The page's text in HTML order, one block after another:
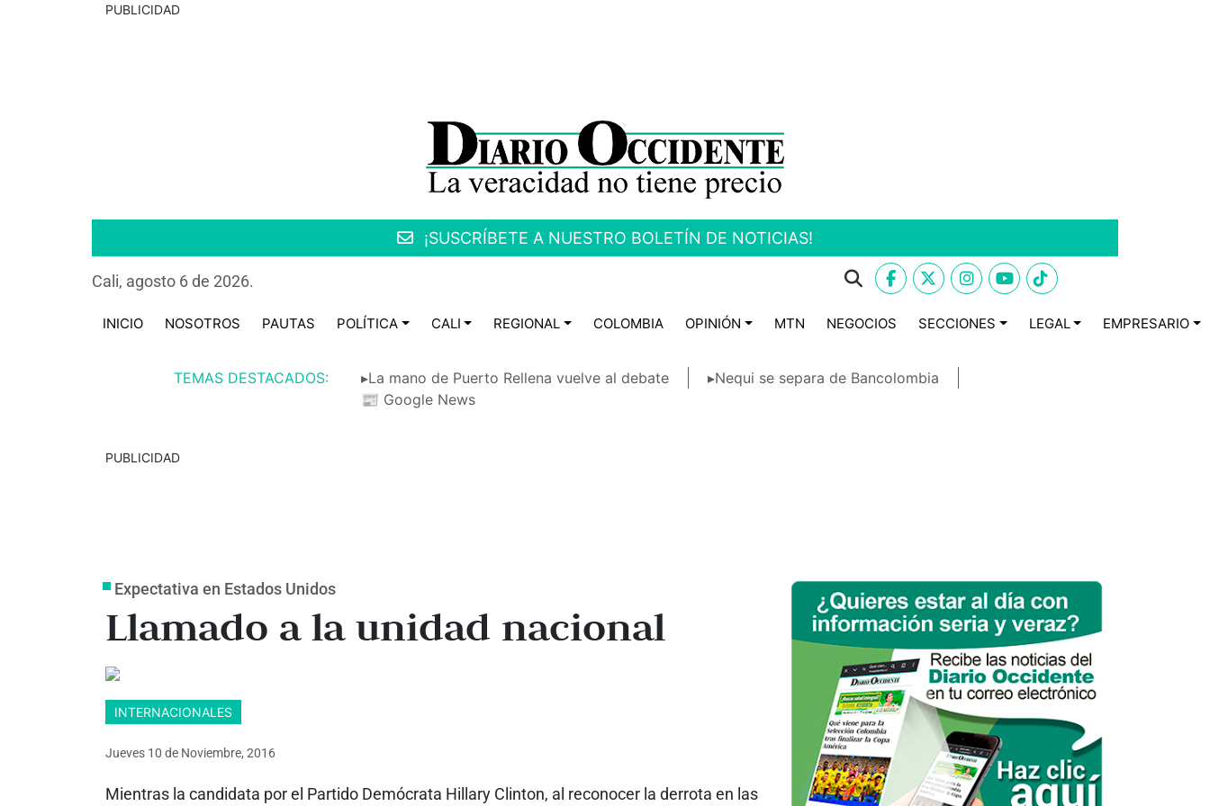
PUBLICIDAD
¡SUSCRÍBETE A NUESTRO BOLETÍN DE NOTICIAS!
Cali, agosto 6 de 2026.
INICIO NOSOTROS PAUTAS POLÍTICA CALI REGIONAL COLOMBIA OPINIÓN MTN NEGOCIOS SECCIONES LEGAL EMPRESARIO
TEMAS DESTACADOS: ▸La mano de Puerto Rellena vuelve al debate
▸Nequi se separa de Bancolombia
📰 Google News
PUBLICIDAD
Expectativa en Estados Unidos
Llamado a la unidad nacional
INTERNACIONALES
Jueves 10 de Noviembre, 2016
Mientras la candidata por el Partido Demócrata Hillary Clinton, al reconocer la derrota en las